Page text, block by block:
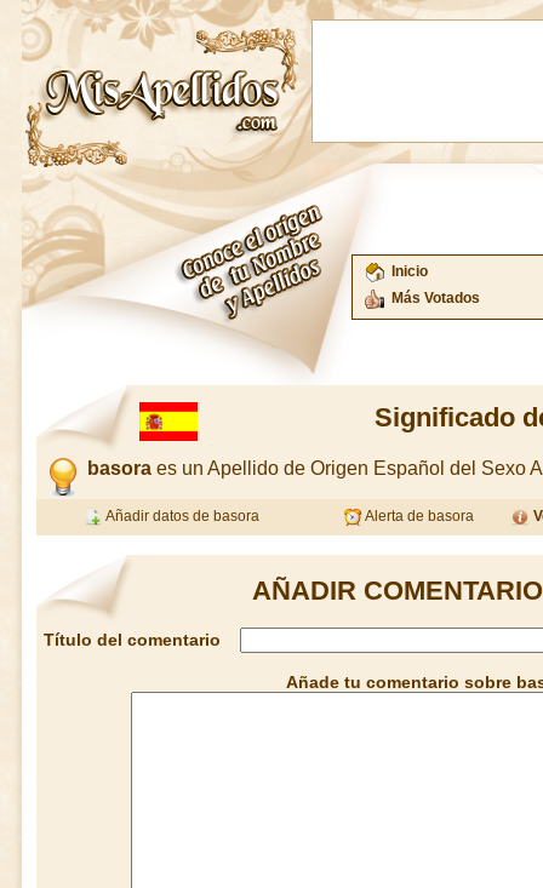
Inicio
Más Votados
Significado
basora es un Apellido de Origen Español del Sexo
Añadir datos de basora Alerta de basora
AÑADIR
Título del comentario
Añade tu comentario sobre